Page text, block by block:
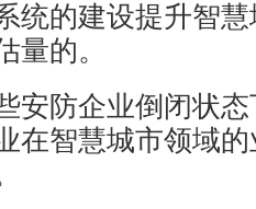
统的建设提升智
量的。
防企业倒闭状态
在智慧城市领域